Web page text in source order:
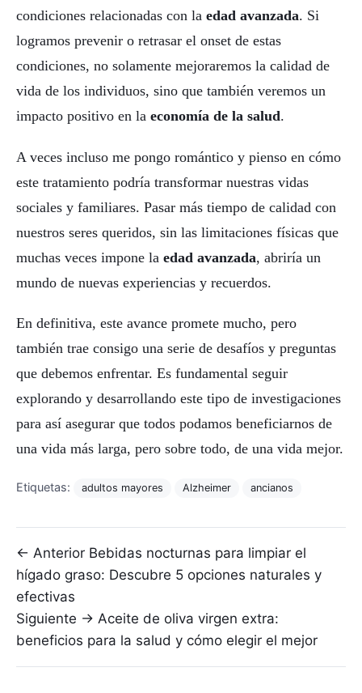
condiciones relacionadas con la edad avanzada. Si
logramos prevenir o retrasar el onset de estas
condiciones, no solamente mejoraremos la calidad de
vida de los individuos, sino que también veremos un
impacto positivo en la economía de la salud.
A veces incluso me pongo romántico y pienso en cómo
este tratamiento podría transformar nuestras vidas
sociales y familiares. Pasar más tiempo de calidad con
nuestros seres queridos, sin las limitaciones físicas que
muchas veces impone la edad avanzada, abriría un
mundo de nuevas experiencias y recuerdos.
En definitiva, este avance promete mucho, pero
también trae consigo una serie de desafíos y preguntas
que debemos enfrentar. Es fundamental seguir
explorando y desarrollando este tipo de investigaciones
para así asegurar que todos podamos beneficiarnos de
una vida más larga, pero sobre todo, de una vida mejor.
Etiquetas: adultos mayores Alzheimer ancianos
Navegación de entradas
← Anterior Bebidas nocturnas para limpiar el
hígado graso: Descubre 5 opciones naturales y
efectivas
Siguiente → Aceite de oliva virgen extra:
beneficios para la salud y cómo elegir el mejor